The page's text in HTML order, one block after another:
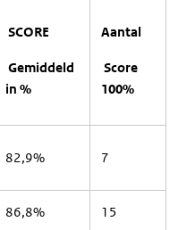
SCORE
Gemiddeld
in %
Aantal
Score
100%
82,9% 7
86,8% 15